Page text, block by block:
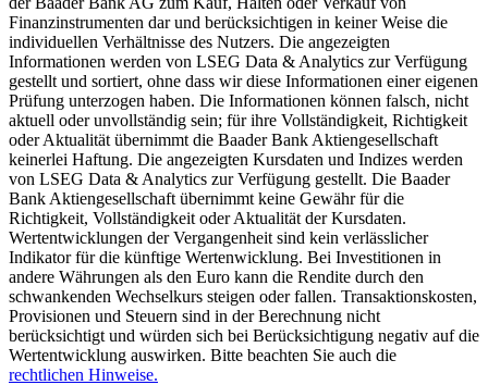
Finanzinstrumenten dar und berücksichtigen in keiner Weise die
individuellen Verhältnisse des Nutzers. Die angezeigten
Informationen werden von LSEG Data & Analytics zur Verfügung
gestellt und sortiert, ohne dass wir diese Informationen einer eigenen
Prüfung unterzogen haben. Die Informationen können falsch, nicht
aktuell oder unvollständig sein; für ihre Vollständigkeit, Richtigkeit
oder Aktualität übernimmt die Baader Bank Aktiengesellschaft
keinerlei Haftung. Die angezeigten Kursdaten und Indizes werden
von LSEG Data & Analytics zur Verfügung gestellt. Die Baader
Bank Aktiengesellschaft übernimmt keine Gewähr für die
Richtigkeit, Vollständigkeit oder Aktualität der Kursdaten.
Wertentwicklungen der Vergangenheit sind kein verlässlicher
Indikator für die künftige Wertenwicklung. Bei Investitionen in
andere Währungen als den Euro kann die Rendite durch den
schwankenden Wechselkurs steigen oder fallen. Transaktionskosten,
Provisionen und Steuern sind in der Berechnung nicht
berücksichtigt und würden sich bei Berücksichtigung negativ auf die
Wertentwicklung auswirken. Bitte beachten Sie auch die
rechtlichen Hinweise.